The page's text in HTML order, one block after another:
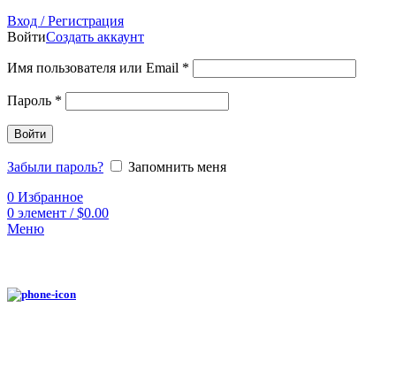
Вход / Регистрация
ВойтиСоздать аккаунт
Имя пользователя или Email *
Пароль *
Войти
Забыли пароль?
Запомнить меня
0 Избранное
0 элемент / $0.00
Меню